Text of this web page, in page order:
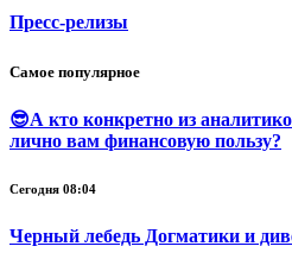
Пресс-релизы
Самое популярное
😎А кто конкретно из
лично вам финансовую пользу?
Сегодня 08:04
Черный лебедь Догматики и